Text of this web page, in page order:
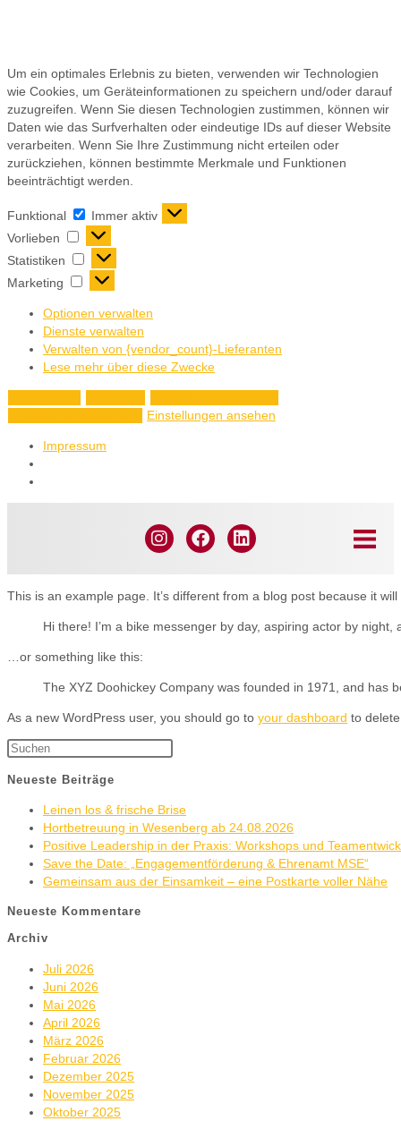
Um ein optimales Erlebnis zu bieten, verwenden wir Technologien
wie Cookies, um Geräteinformationen zu speichern und/oder darauf
zuzugreifen. Wenn Sie diesen Technologien zustimmen, können wir
Daten wie das Surfverhalten oder eindeutige IDs auf dieser Website
verarbeiten. Wenn Sie Ihre Zustimmung nicht erteilen oder
zurückziehen, können bestimmte Merkmale und Funktionen
beeinträchtigt werden.
Funktional
Immer aktiv
Vorlieben
Statistiken
Marketing
Optionen verwalten
Dienste verwalten
Verwalten von {vendor_count}-Lieferanten
Lese mehr über diese Zwecke
Einstellungen ansehen
Impressum
This is an example page. It’s different from a blog post because it
Hi there! I’m a bike messenger by day, aspiring actor by
…or something like this:
The XYZ Doohickey Company was founded in 1971, and has
As a new WordPress user, you should go to your dashboard to
Neueste Beiträge
Leinen los & frische Brise
Hortbetreuung in Wesenberg ab 24.08.2026
Positive Leadership in der Praxis: Workshops und
Save the Date: „Engagementförderung & Ehrenamt MSE“
Gemeinsam aus der Einsamkeit – eine Postkarte voller Nähe
Neueste Kommentare
Archiv
Juli 2026
Juni 2026
Mai 2026
April 2026
März 2026
Februar 2026
Dezember 2025
November 2025
Oktober 2025